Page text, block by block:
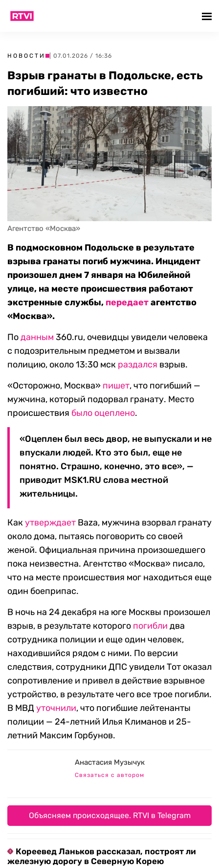
НОВОСТИ | 07.01.2026 / 16:36
Взрыв гранаты в Подольске, есть
погибший: что известно
Агентство «Москва»
В подмосковном Подольске в результате
взрыва гранаты погиб мужчина. Инцидент
произошел днем 7 января на Юбилейной
улице, на месте происшествия работают
экстренные службы, передаетагентство
«Москва».
Поданным 360.ru, очевидцы увидели человека
с подозрительным предметом и вызвали
полицию, около 13:30 мск раздался взрыв.
«Осторожно, Москва» пишет, что погибший —
мужчина, который подорвал гранату. Место
происшествия было оцеплено.
«Оцеплен был весь двор, не выпускали и не
впускали людей. Кто это был, еще не
понятно. Страшно, конечно, это все», —
приводит MSK1.RU слова местной
жительницы.
Какутверждает Baza, мужчина взорвал гранату
около дома, пытаясь поговорить со своей
женой. Официальная причина произошедшего
пока неизвестна. Агентство «Москва» писало,
что на месте происшествия мог находиться еще
один боеприпас.
В ночь на 24 декабря на юге Москвы произошел
взрыв, в результате которого погибли два
сотрудника полиции и еще один человек,
находившийся рядом с ними. По версии
следствия, сотрудники ДПС увидели Тот оказал
сопротивление и привел в действие взрывное
устройство, в результате чего все трое погибли.
В МВДуточнили, что погибшие лейтенанты
полиции — 24-летний Илья Климанов и 25-
летний Максим Горбунов.
Анастасия Музычук
Связаться с автором
Объясняем происходящее. RTVI в Telegram
Кореевед Ланьков рассказал, построят ли
железную дорогу в Северную Корею